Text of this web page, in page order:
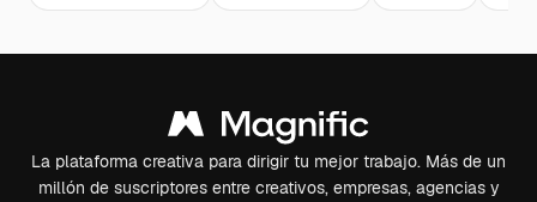
La plataforma creativa para dirigir tu mejor trabajo. Más de un
millón de suscriptores entre creativos, empresas, agencias y